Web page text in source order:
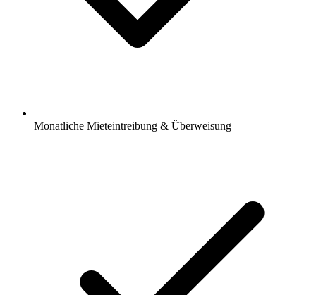
Monatliche Mieteintreibung & Überweisung